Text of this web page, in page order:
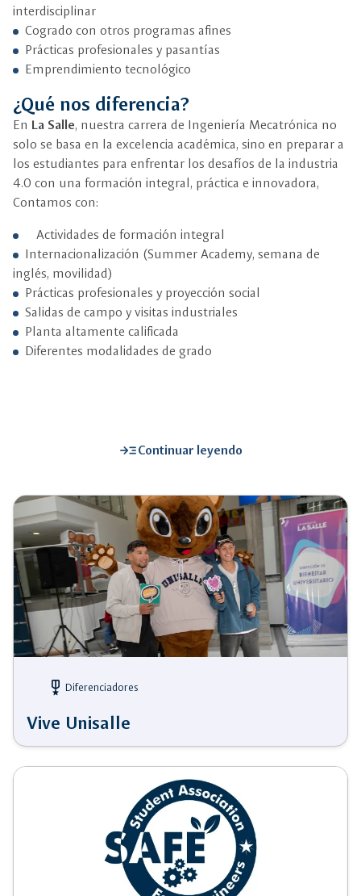
interdisciplinar
Cogrado con otros programas afines
Prácticas profesionales y pasantías
Emprendimiento tecnológico
¿Qué nos diferencia?
En La Salle, nuestra carrera de Ingeniería Mecatrónica no
solo se basa en la excelencia académica, sino en preparar a
los estudiantes para enfrentar los desafíos de la industria
4.0 con una formación integral, práctica e innovadora,
Contamos con:
Actividades de formación integral
Internacionalización (Summer Academy, semana de
inglés, movilidad)
Prácticas profesionales y proyección social
Salidas de campo y visitas industriales
Planta altamente calificada
Diferentes modalidades de grado
read_moreContinuar leyendo
military_tech Diferenciadores
Vive Unisalle